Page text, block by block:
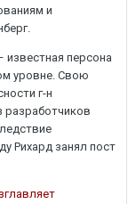
и
известная персона
уровне. Свою
г-н
разработчиков
Рихард занял пост